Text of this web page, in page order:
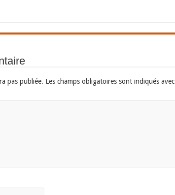
pas publiée. Les champs obligatoires sont indiqués avec